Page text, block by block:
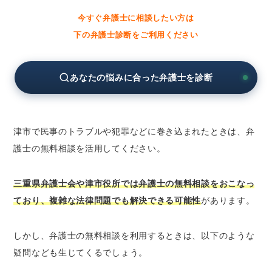
三重県弁護士会の無料法律相談
法テラスの無料法律相談
津市の弁護士に分野別の無料法律相談をしたい
とき
たいとき
津市の弁護士に離婚問題の無料法律相談をし
津市の弁護士に債務整理の無料法律相談をし
たいとき
津市の弁護士に債権回収の無料法律相談をし
たいとき
今すぐ弁護士に相談したい方は
下の弁護士診断をご利用ください
あなたの悩みに合った弁護士を診断
津市で民事のトラブルや犯罪などに巻き込まれたときは、弁
護士の無料相談を活用してください。
三重県弁護士会や津市役所では弁護士の無料相談をおこなっ
ており、複雑な法律問題でも解決できる可能性があります。
しかし、弁護士の無料相談を利用するときは、以下のような
疑問なども生じてくるでしょう。